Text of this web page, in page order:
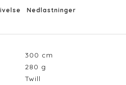
Nedlastninger
300 cm
280 g
Twill